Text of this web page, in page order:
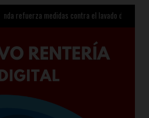
medidas contra el lavado de dinero